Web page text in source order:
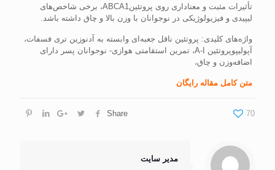
تأثيرات مثبت و معناداری روی پروتئينABCA1، برخی شاخص‌های
ليپيدی و فيزيولوژيکی در نوجوانان با وزن بالا و چاق داشته باشد.
واژه‌های کلیدی: پروتئين ناقل جعبه‌ای وابسته به آدنوزين تری فسفات،
آپوليپوپروتئين A-I، تمرين استقامتی هوازی- نوجوانان پسر دارای
اضافه‌وزن و چاق،
متن کامل مقاله رایگان
Share 70
مدیر سایت